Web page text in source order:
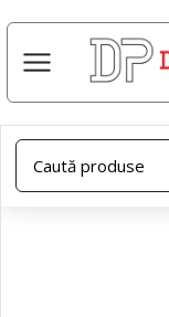
Acasa Şampoane
Dotz Pharma